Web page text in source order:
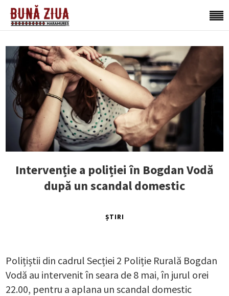
Intervenție a poliției în Bogdan Vodă
după un scandal domestic
ȘTIRI
Polițiștii din cadrul Secției 2 Poliție Rurală Bogdan
Vodă au intervenit în seara de 8 mai, în jurul orei
22.00, pentru a aplana un scandal domestic